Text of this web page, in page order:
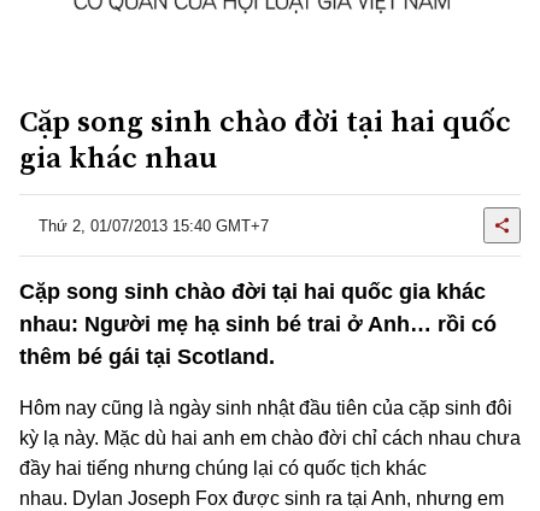
Cặp song sinh chào đời tại hai quốc
gia khác nhau
Thứ 2, 01/07/2013 15:40 GMT+7
Cặp song sinh chào đời tại hai quốc gia khác
nhau: Người mẹ hạ sinh bé trai ở Anh… rồi có
thêm bé gái tại Scotland.
Hôm nay cũng là ngày sinh nhật đầu tiên của cặp sinh đôi
kỳ lạ này. Mặc dù hai anh em chào đời chỉ cách nhau chưa
đầy hai tiếng nhưng chúng lại có quốc tịch khác
nhau. Dylan Joseph Fox được sinh ra tại Anh, nhưng em